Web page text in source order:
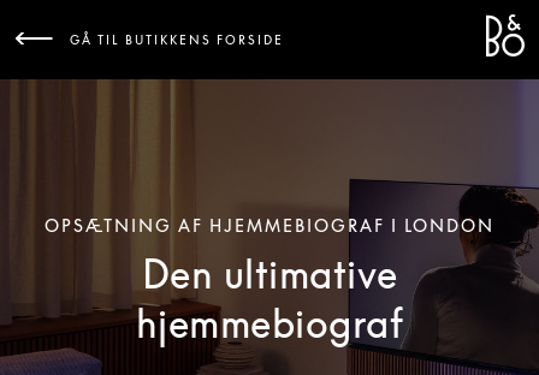
GÅ TIL BUTIKKENS FORSIDE
OPSÆTNING AF HJEMMEBIOGRAF I LONDON
Den ultimative
hjemmebiograf